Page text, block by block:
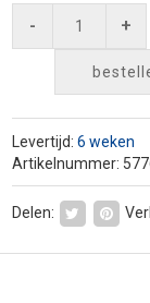
- +
Levertijd: 6 weken
Artikelnummer:
Delen: